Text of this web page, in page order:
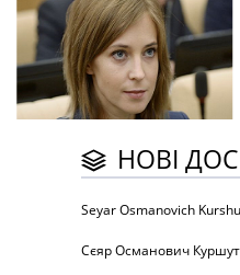
НОВІ
Seyar Osmanovich
Сєяр Османович